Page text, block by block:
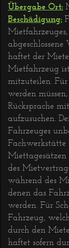
Übergabe Ort:
Beschädigung:
haftet der
Mietfahrzeug
mitzuteilen.
werden
Rücksprache
aufzusuchen.
Fahrzeuges
Fachwerkstätte
des
während des
denen das
werden. Für
Fahrzeug,
durch den
haftet sofern